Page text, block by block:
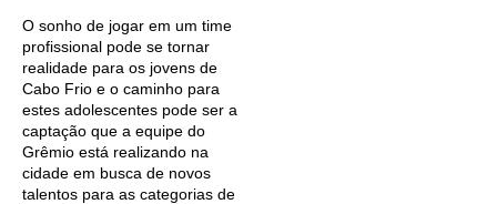
O sonho de jogar em um time
profissional pode se tornar
realidade para os jovens de
Cabo Frio e o caminho para
estes adolescentes pode ser a
captação que a equipe do
Grêmio está realizando na
cidade em busca de novos
talentos para as categorias de